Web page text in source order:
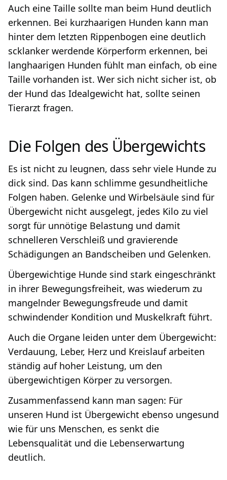
Auch eine Taille sollte man beim Hund deutlich
erkennen. Bei kurzhaarigen Hunden kann man
hinter dem letzten Rippenbogen eine deutlich
scklanker werdende Körperform erkennen, bei
langhaarigen Hunden fühlt man einfach, ob eine
Taille vorhanden ist. Wer sich nicht sicher ist, ob
der Hund das Idealgewicht hat, sollte seinen
Tierarzt fragen.
Die Folgen des Übergewichts
Es ist nicht zu leugnen, dass sehr viele Hunde zu
dick sind. Das kann schlimme gesundheitliche
Folgen haben. Gelenke und Wirbelsäule sind für
Übergewicht nicht ausgelegt, jedes Kilo zu viel
sorgt für unnötige Belastung und damit
schnelleren Verschleiß und gravierende
Schädigungen an Bandscheiben und Gelenken.
Übergewichtige Hunde sind stark eingeschränkt
in ihrer Bewegungsfreiheit, was wiederum zu
mangelnder Bewegungsfreude und damit
schwindender Kondition und Muskelkraft führt.
Auch die Organe leiden unter dem Übergewicht:
Verdauung, Leber, Herz und Kreislauf arbeiten
ständig auf hoher Leistung, um den
übergewichtigen Körper zu versorgen.
Zusammenfassend kann man sagen: Für
unseren Hund ist Übergewicht ebenso ungesund
wie für uns Menschen, es senkt die
Lebensqualität und die Lebenserwartung
deutlich.